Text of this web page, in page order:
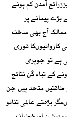
آمدن کم ہونے
پیمانے پر
ممالک آج بھی سخت
فوری
ہے تو جوہری
کے تباہ کُن نتائج
طاقتیں متحد ہیں جن
بڑھتے عالمی تنائو